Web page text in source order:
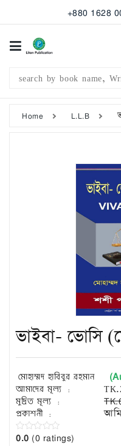
+880 1628
Categories
Publication
Exam
Books
Building
Construction
&
Civil
Engineering
Home L.L.B
ভাইবা- ভোসি
মোহাম্মদ হাবিবুর রহমান
আমাদের মূল্য :
মুদ্রিত মূল্য :
প্রকাশনী :
0.0 (0 ratings)